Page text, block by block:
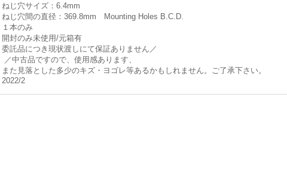
ねじ穴サイズ：6.4mm
ねじ穴間の直径：369.8mm Mounting Holes B.C.D.
１本のみ
開封のみ未使用/元箱有
委託品につき現状渡しにて保証ありません／
／中古品ですので、使用感あります、
また見落とした多少のキズ・ヨゴレ等あるかもしれません。ご了承下さい。
2022/2